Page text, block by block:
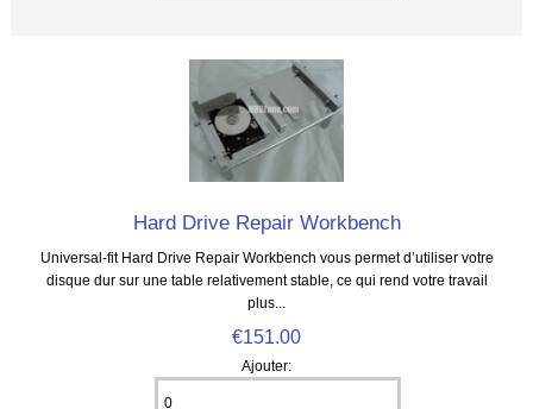
Hard Drive Repair Workbench
Universal-fit Hard Drive Repair Workbench vous permet d’utiliser votre
disque dur sur une table relativement stable, ce qui rend votre travail
plus...
€151.00
Ajouter: